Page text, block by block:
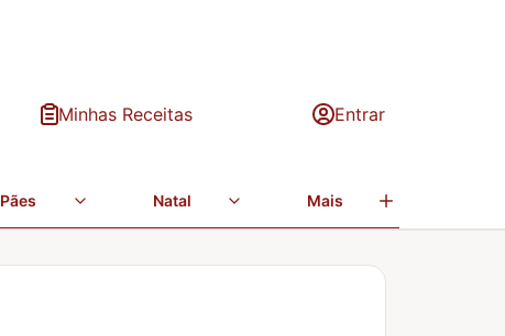
Minhas Receitas Entrar
Pães Natal Mais